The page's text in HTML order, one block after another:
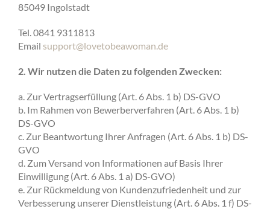
85049 Ingolstadt
Tel. 0841 9311813
Email support@lovetobeawoman.de
2. Wir nutzen die Daten zu folgenden Zwecken:
a. Zur Vertragserfüllung (Art. 6 Abs. 1 b) DS-GVO
b. Im Rahmen von Bewerberverfahren (Art. 6 Abs. 1 b)
DS-GVO
c. Zur Beantwortung Ihrer Anfragen (Art. 6 Abs. 1 b) DS-
GVO
d. Zum Versand von Informationen auf Basis Ihrer
Einwilligung (Art. 6 Abs. 1 a) DS-GVO)
e. Zur Rückmeldung von Kundenzufriedenheit und zur
Verbesserung unserer Dienstleistung (Art. 6 Abs. 1 f) DS-